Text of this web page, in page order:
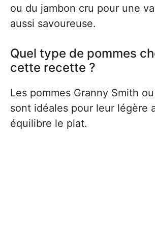
ou du jambon cru pour une
aussi savoureuse.
Quel type de pommes
cette recette ?
Les pommes Granny Smith
sont idéales pour leur légère
équilibre le plat.